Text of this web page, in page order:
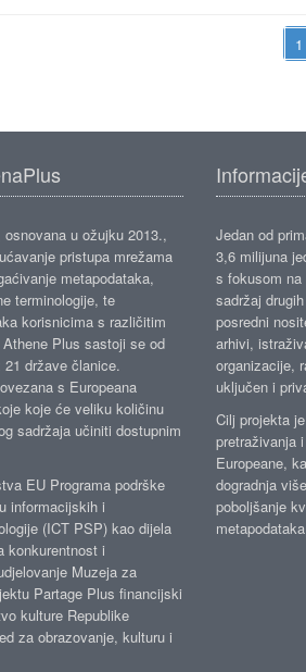
u ožujku 2013.,
pristupa mrežama
metapodataka,
terminologije, te
korisnicima s različitim
Plus sastoji se od
21 države članice.
s Europeana
koje će veliku količinu
sadržaja učiniti dostupnim
EU Programa podrške
informacijskih i
(ICT PSP) kao dijela
konkurentnost i
Muzeja za
Partage Plus financijski
kulture Republike
za obrazovanje, kulturu i
Jedan od
3,6 milijuna
s fokusom
sadržaj
posredni
arhivi,
organizacije,
uključen i
Cilj projekta
pretraživanja
Europeane,
dogradnja
poboljšanje